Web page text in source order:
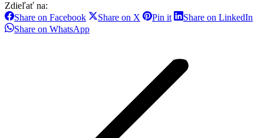
Zdieľať na:
Share on FacebookShare
on
Facebook
Share on X SharePin itShareShare on LinkedIn
Share on WhatsAppShare